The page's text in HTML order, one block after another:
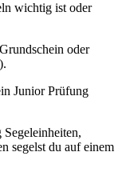
wichtig ist oder
oder
Junior Prüfung
segelst du auf einem